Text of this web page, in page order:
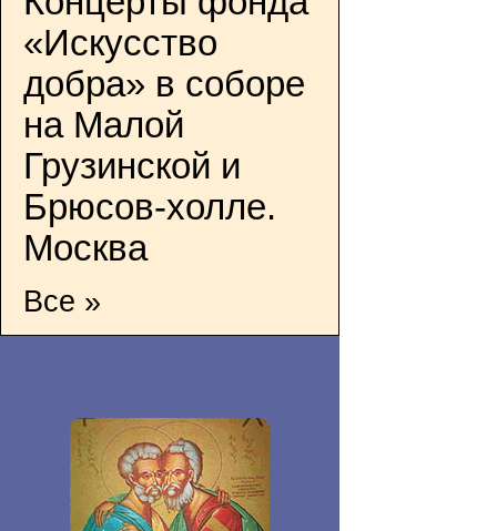
«Искусство
добра» в соборе
на Малой
Грузинской и
Брюсов-холле.
Москва
Все »